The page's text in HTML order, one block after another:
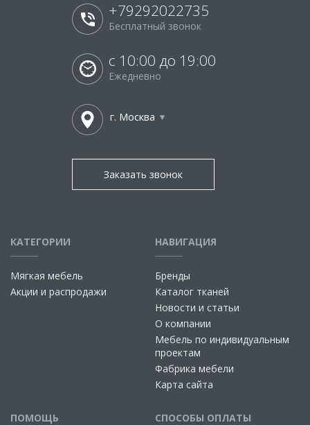
+79292022735
Бесплатный звонок
с 10:00 до 19:00
Ежедневно
г. Москва
Заказать звонок
КАТЕГОРИИ
Мягкая мебель
Акции и распродажи
НАВИГАЦИЯ
Бренды
Каталог тканей
Новости и статьи
О компании
Мебель по индивидуальным
проектам
Фабрика мебели
Карта сайта
ПОМОЩЬ СПОСОБЫ ОПЛАТЫ